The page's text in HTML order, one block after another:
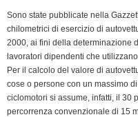
o
k
I
n
e
r
p
p
r
a
m
Sono state pubblicate nella
chilometrici di esercizio di
2000, ai fini della determinazione
lavoratori dipendenti che
Per il calcolo del valore di
cose o persone con un massimo
ciclomotori si assume, infatti, il 30
percorrenza convenzionale di 15